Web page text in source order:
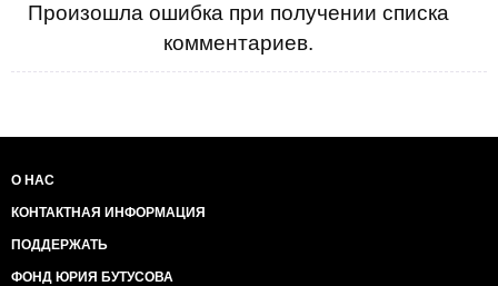
Произошла ошибка при получении списка
комментариев.
О НАС
КОНТАКТНАЯ ИНФОРМАЦИЯ
ПОДДЕРЖАТЬ
ФОНД ЮРИЯ БУТУСОВА